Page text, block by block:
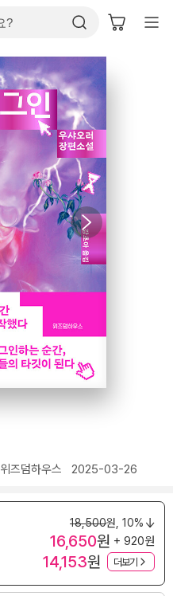
위즈덤하우스 2025-03-26
18,500원, 10%
16,650원 + 920원
14,153원 더보기